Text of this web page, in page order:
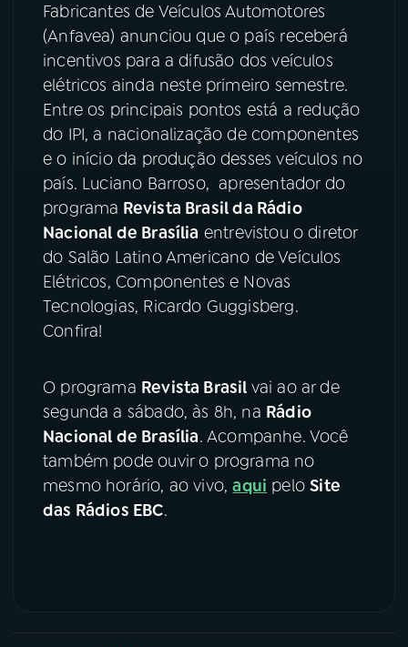
PODCASTS
06VIDEOCASTS
08FESTIVAL DE MÚSICA
ACOMPANHE A RÁDIO NACIONAL
YouTube
TikTok
Fabricantes de Veículos Automotores
(Anfavea) anunciou que o país receberá
incentivos para a difusão dos veículos
elétricos ainda neste primeiro semestre.
Entre os principais pontos está a redução
do IPI, a nacionalização de componentes
e o início da produção desses veículos no
país. Luciano Barroso, apresentador do
programa Revista Brasil da Rádio
Nacional de Brasília entrevistou o diretor
do Salão Latino Americano de Veículos
Elétricos, Componentes e Novas
Tecnologias, Ricardo Guggisberg.
Confira!
O programa Revista Brasil vai ao ar de
segunda a sábado, às 8h, na Rádio
Nacional de Brasília. Acompanhe. Você
também pode ouvir o programa no
mesmo horário, ao vivo,aqui peloSite
das Rádios EBC.